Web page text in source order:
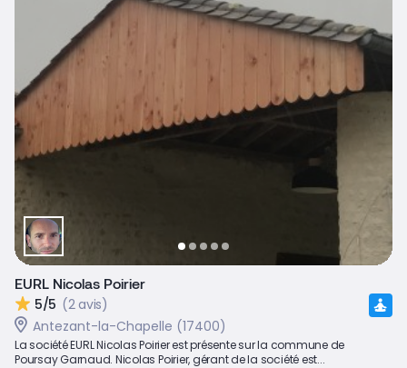
EURL Nicolas Poirier
5/5 (2 avis)
Antezant-la-Chapelle (17400)
La société EURL Nicolas Poirier est présente sur la commune de
Poursay Garnaud. Nicolas Poirier, gérant de la société est...